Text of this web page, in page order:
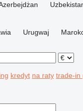
Urugwaj
kredyt na raty trade-in